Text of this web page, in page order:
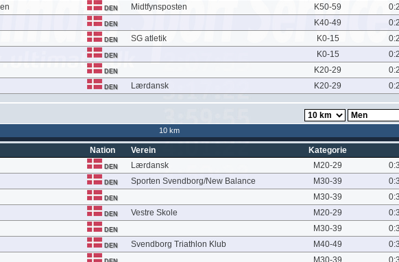
DEN Midtfynsposten K50-59
DEN K40-49
DEN SG atletik K0-15
DEN K0-15
DEN K20-29
DEN Lærdansk K20-29
10 km
Nation Verein Kategorie
DEN Lærdansk M20-29
DEN Sporten Svendborg/New Balance M30-39
DEN M30-39
DEN Vestre Skole M20-29
DEN M30-39
DEN Svendborg Triathlon Klub M40-49
M30-39